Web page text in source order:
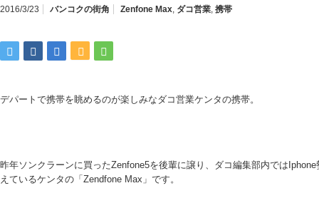
2016/3/23 バンコクの街角 Zenfone Max, ダコ営業, 携帯
デパートで携帯を眺めるのが楽しみなダコ営業ケンタの携帯。
昨年ソンクラーンに買ったZenfone5を後輩に譲り、ダコ編集部内では
えているケンタの「Zendfone Max」です。